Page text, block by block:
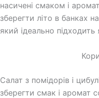
насичені смаком і
зберегти літо в банках
який ідеально
Салат з помідорів і
зберегти смак і аромат